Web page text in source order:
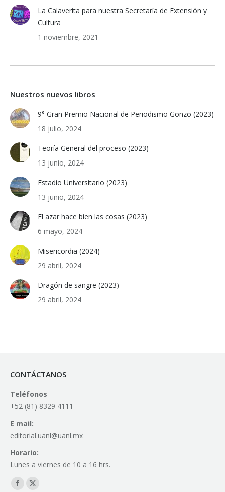
La Calaverita para nuestra Secretaría de Extensión y
Cultura
1 noviembre, 2021
Nuestros nuevos libros
9° Gran Premio Nacional de Periodismo Gonzo (2023)
18 julio, 2024
Teoría General del proceso (2023)
13 junio, 2024
Estadio Universitario (2023)
13 junio, 2024
El azar hace bien las cosas (2023)
6 mayo, 2024
Misericordia (2024)
29 abril, 2024
Dragón de sangre (2023)
29 abril, 2024
CONTÁCTANOS
Teléfonos
+52 (81) 8329 4111
E mail:
editorial.uanl@uanl.mx
Horario:
Lunes a viernes de 10 a 16 hrs.
Find us on:
Facebook
X